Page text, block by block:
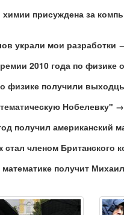
присуждена за
украли мои разработки
2010 года по физике
физике получили
Нобелевку" →
получил американский
стал членом Британского
получит